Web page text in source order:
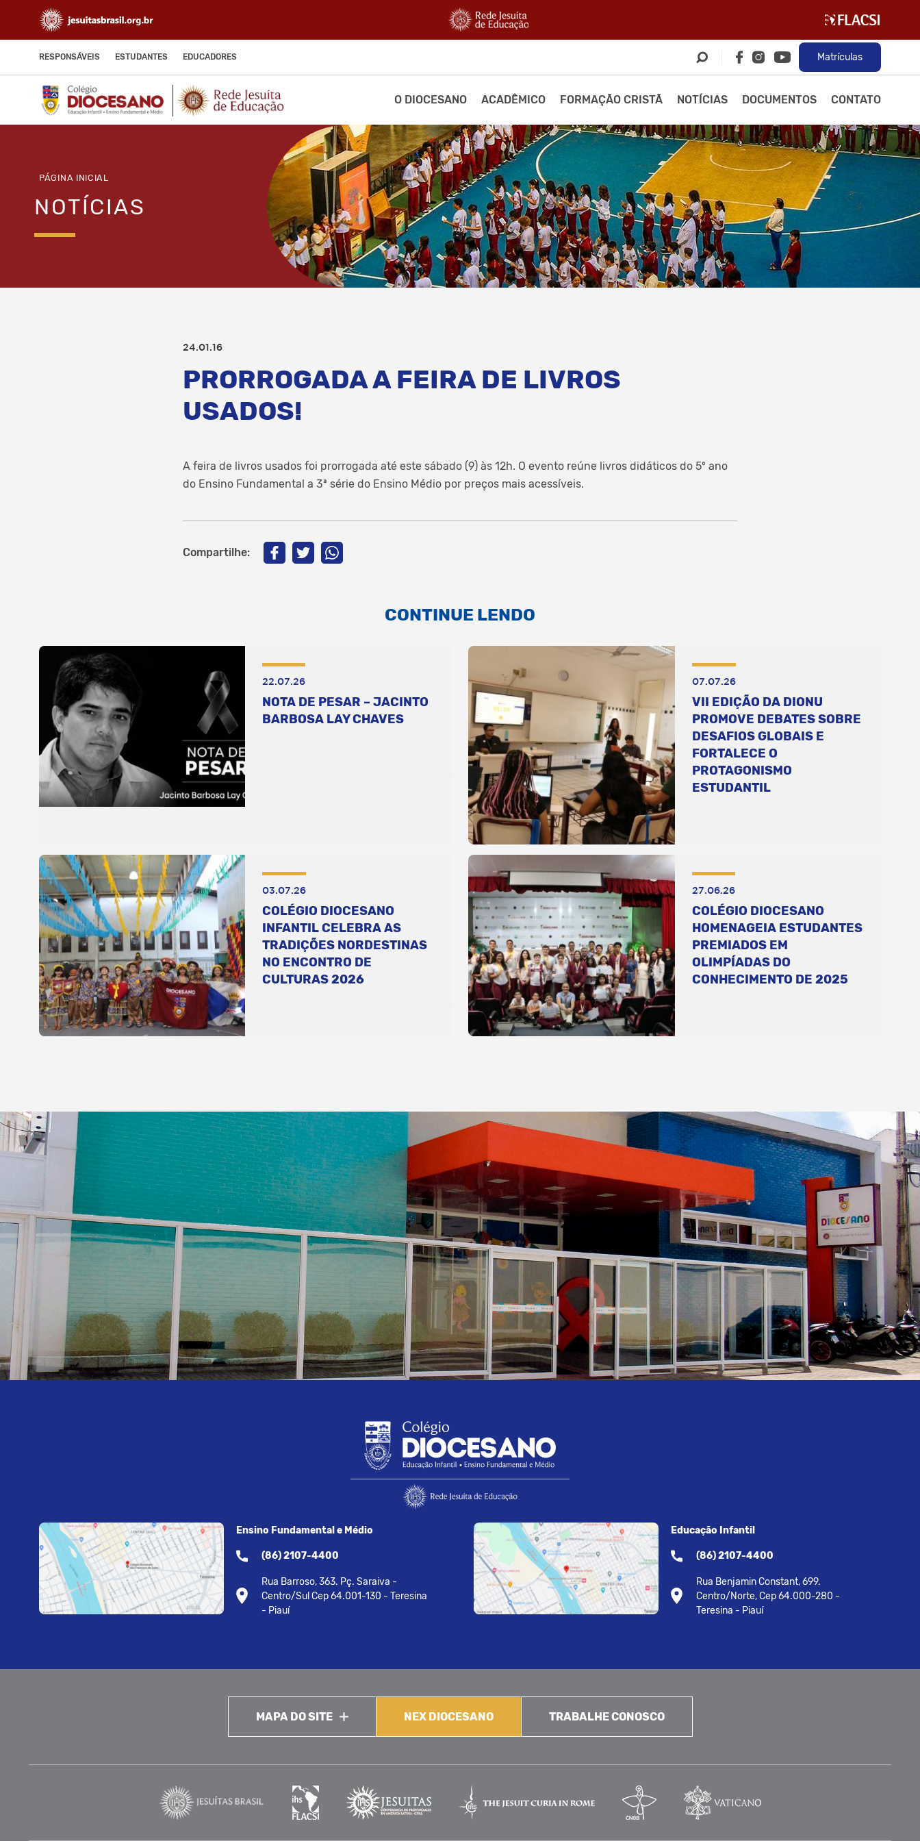
RESPONSÁVEIS ESTUDANTES EDUCADORES Matrículas
O DIOCESANO ACADÊMICO FORMAÇÃO CRISTÃ NOTÍCIAS DOCUMENTOS CONTATO
PÁGINA INICIAL
NOTÍCIAS
24.01.16
PRORROGADA A FEIRA DE LIVROS
USADOS!
A feira de livros usados foi prorrogada até este sábado (9) às 12h. O evento reúne livros didáticos do 5º ano
do Ensino Fundamental a 3ª série do Ensino Médio por preços mais acessíveis.
Compartilhe:
CONTINUE LENDO
22.07.26
NOTA DE PESAR – JACINTO
BARBOSA LAY CHAVES
07.07.26
VII EDIÇÃO DA DIONU
PROMOVE DEBATES SOBRE
DESAFIOS GLOBAIS E
FORTALECE O
PROTAGONISMO
ESTUDANTIL
03.07.26
COLÉGIO DIOCESANO
INFANTIL CELEBRA AS
TRADIÇÕES NORDESTINAS
NO ENCONTRO DE
CULTURAS 2026
27.06.26
COLÉGIO DIOCESANO
HOMENAGEIA ESTUDANTES
PREMIADOS EM
OLIMPÍADAS DO
CONHECIMENTO DE 2025
Ensino Fundamental e Médio
(86) 2107-4400
Rua Barroso, 363. Pç. Saraiva -
Centro/Sul Cep 64.001-130 - Teresina
- Piauí
Educação Infantil
(86) 2107-4400
Rua Benjamin Constant, 699.
Centro/Norte, Cep 64.000-280 -
Teresina - Piauí
MAPA DO SITE NEX DIOCESANO TRABALHE CONOSCO